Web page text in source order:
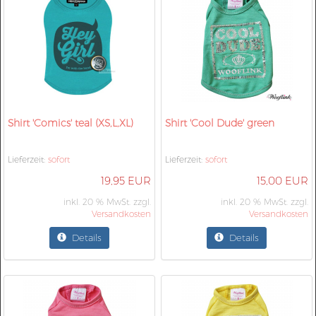
Shirt 'Comics' teal (XS,L,XL)
Lieferzeit: sofort
19,95 EUR
inkl. 20 % MwSt. zzgl.
Versandkosten
Details
Shirt 'Cool Dude' green
Lieferzeit: sofort
15,00 EUR
inkl. 20 % MwSt. zzgl.
Versandkosten
Details